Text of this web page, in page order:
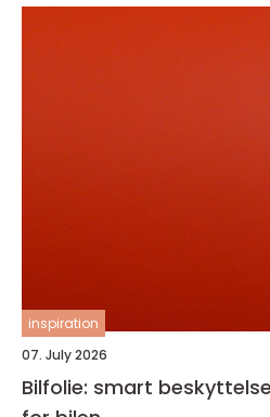
inspiration
07. July 2026
Bilfolie: smart